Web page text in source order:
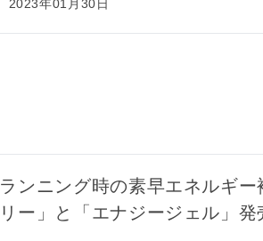
2023年01月30日
ランニング時の素早エネルギ
リー」と「エナジージェル」発